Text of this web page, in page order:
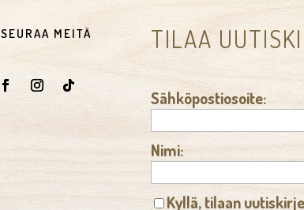
SEURAA MEITÄ TILAA
Sähköpostiosoite:
Nimi:
Kyllä, tilaan